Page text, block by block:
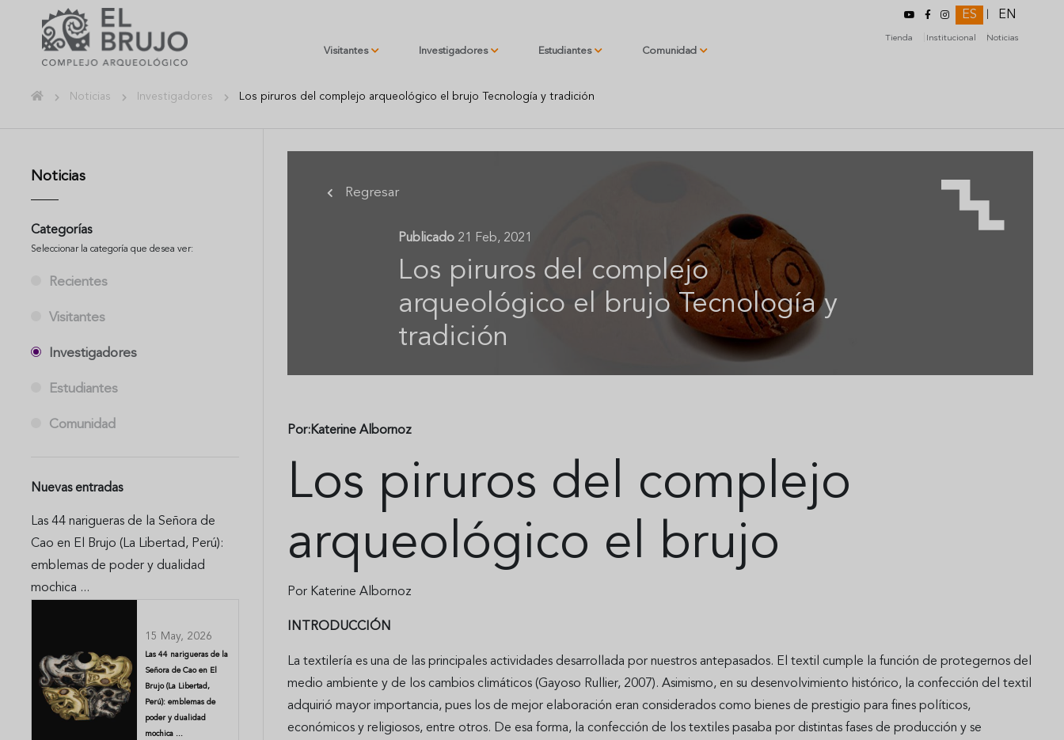
Visitantes Investigadores Estudiantes Comunidad
ES EN
Tienda Institucional Noticias
Noticias Investigadores Los piruros del complejo arqueológico el brujo Tecnología y tradición
Noticias
Categorías
Seleccionar la categoría que desea ver:
Recientes
Visitantes
Investigadores
Estudiantes
Comunidad
Nuevas entradas
Las 44 narigueras de la Señora de
Cao en El Brujo (La Libertad, Perú):
emblemas de poder y dualidad
mochica ...
15 May, 2026
Las 44 narigueras de la
Señora de Cao en El
Brujo (La Libertad,
Perú): emblemas de
poder y dualidad
mochica ...
Regresar
Publicado21 Feb, 2021
Los piruros del complejo
arqueológico el brujo Tecnología y
tradición
Por:Katerine Albornoz
Los piruros del complejo
arqueológico el brujo
Por Katerine Albornoz
INTRODUCCIÓN
La textilería es una de las principales actividades desarrollada por nuestros antepasados. El textil cumple la función de protegernos del
medio ambiente y de los cambios climáticos (Gayoso Rullier, 2007). Asimismo, en su desenvolvimiento histórico, la confección del textil
adquirió mayor importancia, pues los de mejor elaboración eran considerados como bienes de prestigio para fines políticos,
económicos y religiosos, entre otros. De esa forma, la confección de los textiles pasaba por distintas fases de producción y se